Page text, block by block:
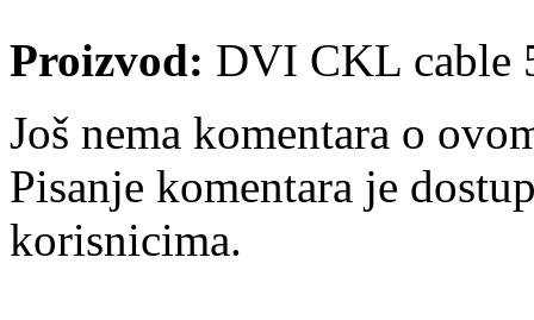
Proizvod: DVI CKL cable
Još nema komentara o
Pisanje komentara je
korisnicima.